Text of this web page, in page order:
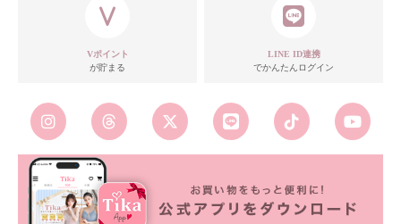
Vポイント
が貯まる
LINE ID連携
でかんたんログイン